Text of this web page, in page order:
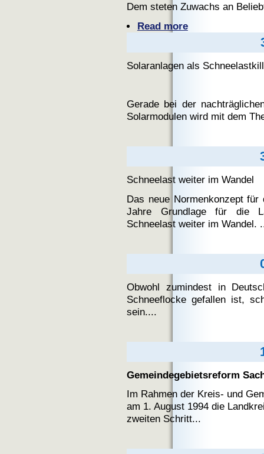
Dem steten Zuwachs an
Read more
Solaranlagen als
Gerade bei der
Solarmodulen wird mit dem
Schneelast weiter im Wandel
Das neue Normenkonzept
Jahre Grundlage für die
Schneelast weiter im Wandel.
Obwohl zumindest in
Schneeflocke gefallen ist,
sein....
Gemeindegebietsreform
Im Rahmen der Kreis- und
am 1. August 1994 die
zweiten Schritt...